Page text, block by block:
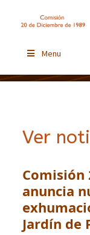
Menu
Ver
Comisión
anuncia
Jardín de